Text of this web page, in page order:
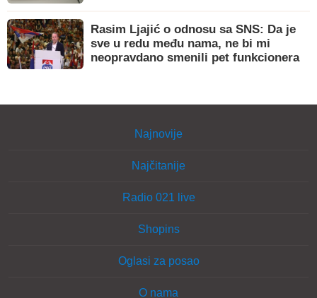
Rasim Ljajić o odnosu sa SNS: Da je
sve u redu među nama, ne bi mi
neopravdano smenili pet funkcionera
Najnovije
Najčitanije
Radio 021 live
Shopins
Oglasi za posao
O nama